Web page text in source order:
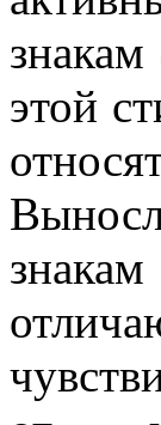
знакам
этой
знакам